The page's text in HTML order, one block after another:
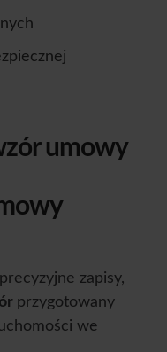
umowy
zapisy,
przygotowany
we